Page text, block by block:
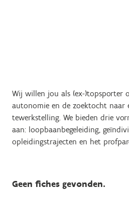
Wij willen jou als (ex-)topsporter
autonomie en de zoektocht naar
tewerkstelling. We bieden drie
aan: loopbaanbegeleiding,
opleidingstrajecten en het
Geen fiches gevonden.